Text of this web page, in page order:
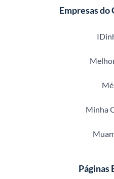
Empresas do
Minha
Páginas